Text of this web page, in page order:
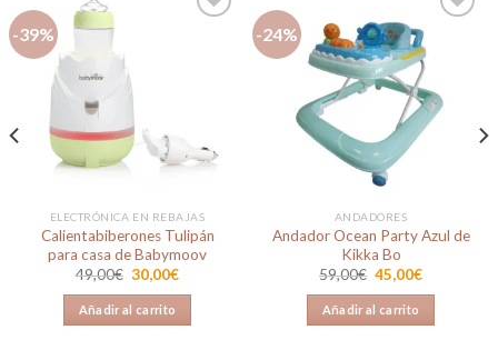
-39%
ELECTRÓNICA EN REBAJAS
Calientabiberones Tulipán
para casa de Babymoov
49,00€ El
precio
original
era:
49,00€.
30,00€El
30,00€.
Añadir al carrito
-24%
lista de
deseos
ANDADORES
Andador Ocean Party Azul de
Kikka Bo
59,00€ El
precio
original
era:
59,00€.
45,00€El
45,00€.
Añadir al carrito